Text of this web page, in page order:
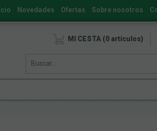
MI CESTA 0 artículos
Novedades Ofertas Sobre nosotros